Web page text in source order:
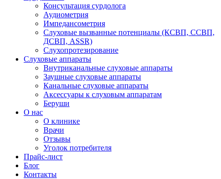
Консультация сурдолога
Аудиометрия
Импедансометрия
Слуховые вызванные потенциалы (КСВП, ССВП,
ДСВП, ASSR)
Слухопротезирование
Слуховые аппараты
Внутриканальные слуховые аппараты
Заушные слуховые аппараты
Канальные слуховые аппараты
Аксессуары к слуховым аппаратам
Беруши
О нас
О клинике
Врачи
Отзывы
Уголок потребителя
Прайс-лист
Блог
Контакты